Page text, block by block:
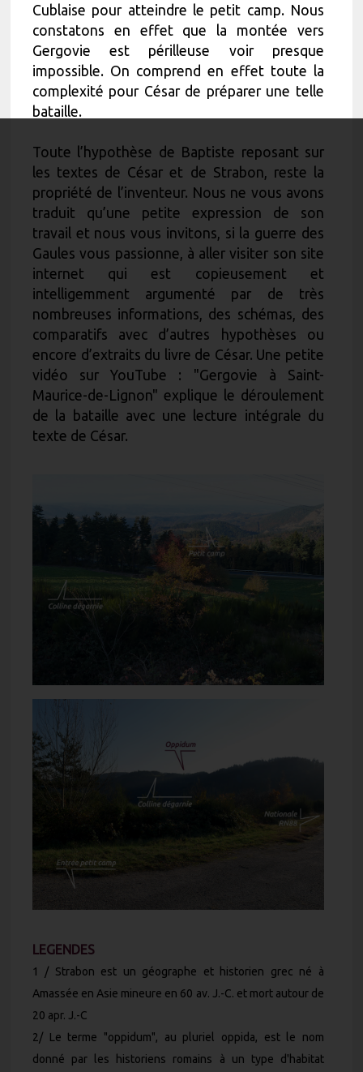
Cublaise pour atteindre le petit camp. Nous
constatons en effet que la montée vers
Gergovie est périlleuse voir presque
impossible. On comprend en effet toute la
complexité pour César de préparer une telle
bataille.
Toute l’hypothèse de Baptiste reposant sur
les textes de César et de Strabon, reste la
propriété de l’inventeur. Nous ne vous avons
traduit qu’une petite expression de son
travail et nous vous invitons, si la guerre des
Gaules vous passionne, à aller visiter son site
internet qui est copieusement et
intelligemment argumenté par de très
nombreuses informations, des schémas, des
comparatifs avec d’autres hypothèses ou
encore d’extraits du livre de César. Une petite
vidéo sur YouTube : "Gergovie à Saint-
Maurice-de-Lignon" explique le déroulement
de la bataille avec une lecture intégrale du
texte de César.
LEGENDES
1 / Strabon est un géographe et historien grec né à
Amassée en Asie mineure en 60 av. J.-C. et mort autour de
20 apr. J.-C
2/ Le terme "oppidum", au pluriel oppida, est le nom
donné par les historiens romains à un type d'habitat